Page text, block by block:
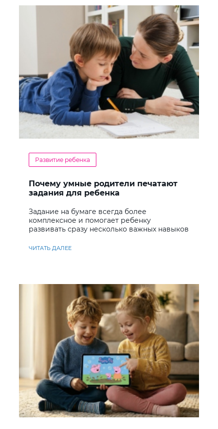
Развитие ребенка
Почему умные родители печатают
задания для ребенка
Задание на бумаге всегда более
комплексное и помогает ребенку
развивать сразу несколько важных навыков
ЧИТАТЬ ДАЛЕЕ